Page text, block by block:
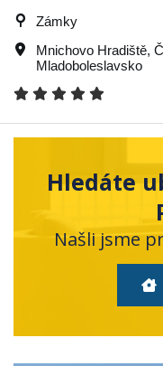
Zámky
Mnichovo Hradiště,
Mladoboleslavsko
Hledáte
Našli jsme